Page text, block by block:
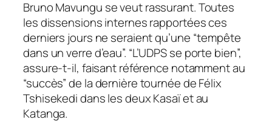
Bruno Mavungu se veut rassurant. Toutes
les dissensions internes rapportées ces
derniers jours ne seraient qu’une “tempête
dans un verre d’eau”. “L’UDPS se porte bien”,
assure-t-il, faisant référence notamment au
“succès” de la dernière tournée de Félix
Tshisekedi dans les deux Kasaï et au
Katanga.